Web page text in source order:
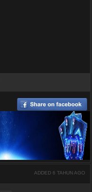
ADDED 6 TAHUN AGO